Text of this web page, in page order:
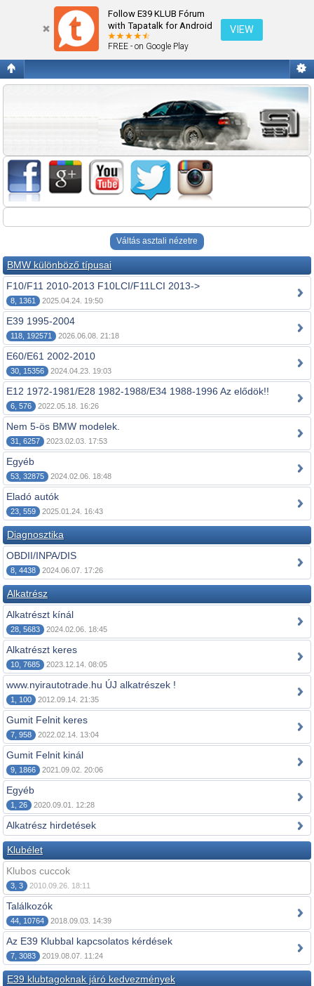
Follow E39 KLUB Fórum
with Tapatalk for Android
FREE - on Google Play
VIEW
Fórum kezdőlap megtekintése
Váltás asztali nézetre
BMW különböző típusai
F10/F11 2010-2013 F10LCI/F11LCI 2013->
8, 1361 2025.04.24. 19:50
E39 1995-2004
118, 192571 2026.06.08. 21:18
E60/E61 2002-2010
30, 15356 2024.04.23. 19:03
E12 1972-1981/E28 1982-1988/E34 1988-1996 Az elődök!!
6, 576 2022.05.18. 16:26
Nem 5-ös BMW modelek.
31, 6257 2023.02.03. 17:53
Egyéb
53, 32875 2024.02.06. 18:48
Eladó autók
23, 559 2025.01.24. 16:43
Diagnosztika
OBDII/INPA/DIS
8, 4438 2024.06.07. 17:26
Alkatrész
Alkatrészt kínál
28, 5683 2024.02.06. 18:45
Alkatrészt keres
10, 7685 2023.12.14. 08:05
www.nyirautotrade.hu ÚJ alkatrészek !
1, 100 2012.09.14. 21:35
Gumit Felnit keres
7, 958 2022.02.14. 13:04
Gumit Felnit kinál
9, 1866 2021.09.02. 20:06
Egyéb
1, 26 2020.09.01. 12:28
Alkatrész hirdetések
Klubélet
Klubos cuccok
3, 3 2010.09.26. 18:11
Találkozók
44, 10764 2018.09.03. 14:39
Az E39 Klubbal kapcsolatos kérdések
7, 3083 2019.08.07. 11:24
E39 klubtagoknak járó kedvezmények